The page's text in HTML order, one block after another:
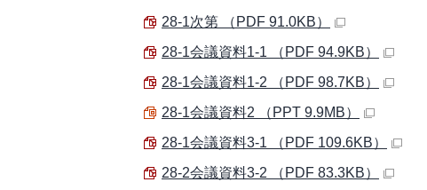
28-1次第 （PDF 91.0KB）
28-1会議資料1-1 （PDF 94.9KB）
28-1会議資料1-2 （PDF 98.7KB）
28-1会議資料2 （PPT 9.9MB）
28-1会議資料3-1 （PDF 109.6KB）
28-2会議資料3-2 （PDF 83.3KB）